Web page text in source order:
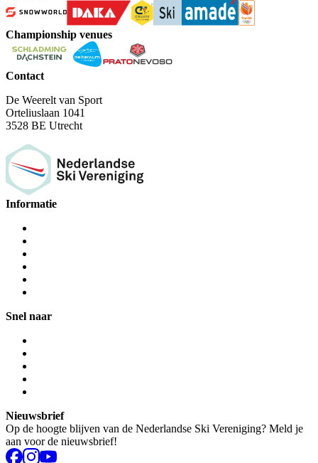
Championship venues
Contact
De Weerelt van Sport
Orteliuslaan 1041
3528 BE Utrecht
Informatie
Snel naar
Nieuwsbrief
Op de hoogte blijven van de Nederlandse Ski Vereniging? Meld je
aan voor de nieuwsbrief!